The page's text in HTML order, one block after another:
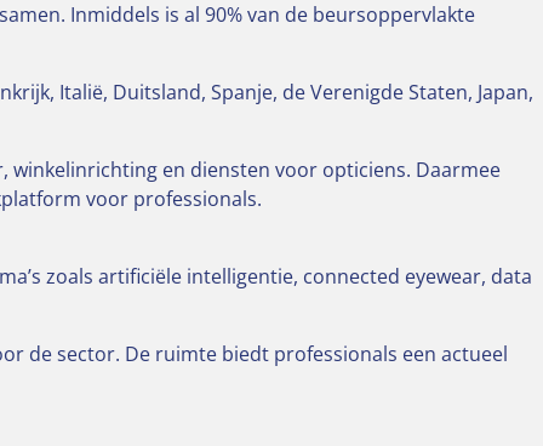
Inmiddels is al 90% van de beursoppervlakte
Italië, Duitsland, Spanje, de Verenigde Staten, Japan,
winkelinrichting en diensten voor opticiens. Daarmee
voor professionals.
zoals artificiële intelligentie, connected eyewear, data
de sector. De ruimte biedt professionals een actueel